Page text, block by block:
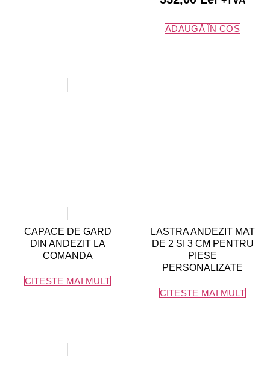
ADAUGĂ ÎN COȘ
CAPACE DE GARD
DIN ANDEZIT LA
COMANDA
CITEȘTE MAI MULT
LASTRA ANDEZIT MAT
DE 2 SI 3 CM PENTRU
PIESE
PERSONALIZATE
CITEȘTE MAI MULT